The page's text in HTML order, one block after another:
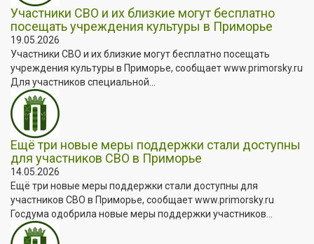
Участники СВО и их близкие могут бесплатно
посещать учреждения культуры в Приморье
19.05.2026
Участники СВО и их близкие могут бесплатно посещать
учреждения культуры в Приморье, сообщает www.primorsky.ru
Для участников специальной...
Ещё три новые меры поддержки стали доступны
для участников СВО в Приморье
14.05.2026
Ещё три новые меры поддержки стали доступны для
участников СВО в Приморье, сообщает www.primorsky.ru
Госдума одобрила новые меры поддержки участников...